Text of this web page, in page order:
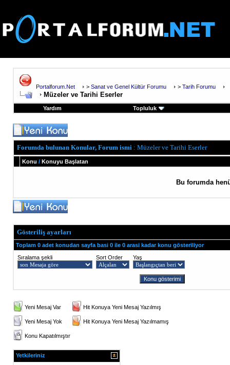
Portalforum.Net > Sanat ve Genel Kültür Forumu > Tarih Forumu
Müzeler ve Tarihi Eserler
Yardım Topluluk
Forumda bulunan Konular, Forum ismi : Müzeler ve Tarihi Eserler
Konu / Konuyu Başlatan
Bu forumda
Gösteriliş ayarları
Toplam 0 adet konudan sayfa basi 0 ile 0 arasi kadar konu gösteriliyor
Sıralama şekli
Sort Order Yaş
Yeni Mesaj Var Hit Konuya Yeni Mesaj Yazılmış
Yeni Mesaj Yok Hit Konuya Yeni Mesaj Yazılmamış
Konu Kapatılmıştır
Yetkileriniz